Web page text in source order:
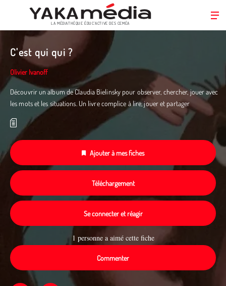
contenu
principal
LA MÉDIATHÈQUE ÉDUC’ACTIVE DES CEMÉA
C'est qui qui ?
Olivier Ivanoff
Découvrir un album de Claudia Bielinsky pour observer, chercher, jouer avec
les mots et les situations. Un livre complice à lire, jouer et partager
Ajouter à mes fiches
Téléchargement
Se connecter et réagir
1 personne a aimé cette fiche
Commenter